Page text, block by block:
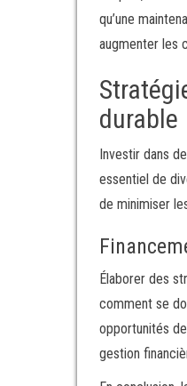
qu’une
augmenter les
durable
Investir dans
essentiel de
de minimiser
Élaborer des
comment se
opportunités
gestion